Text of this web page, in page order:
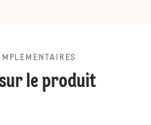
le produit